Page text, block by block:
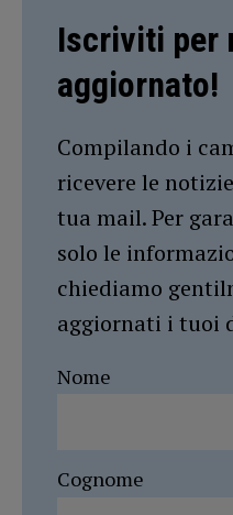
Iscriviti per
aggiornato!
Compilando i
ricevere le
tua mail. Per
solo le
chiediamo
aggiornati i tuoi
Nome
Cognome